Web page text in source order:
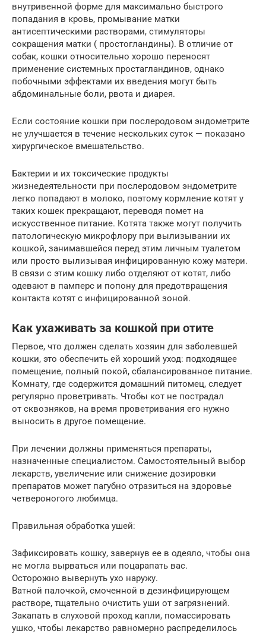
внутривенной форме для максимально быстрого
попадания в кровь, промывание матки
антисептическими растворами, стимуляторы
сокращения матки ( простогландины). В отличие от
собак, кошки относительно хорошо переносят
применение системных простагландинов, однако
побочными эффектами их введения могут быть
абдоминальные боли, рвота и диарея.
Если состояние кошки при послеродовом эндометрите
не улучшается в течение нескольких суток — показано
хирургическое вмешательство.
Бактерии и их токсические продукты
жизнедеятельности при послеродовом эндометрите
легко попадают в молоко, поэтому кормление котят у
таких кошек прекращают, переводя помет на
искусственное питание. Котята также могут получить
патологическую микрофлору при вылизывании их
кошкой, занимавшейся перед этим личным туалетом
или просто вылизывая инфицированную кожу матери.
В связи с этим кошку либо отделяют от котят, либо
одевают в памперс и попону для предотвращения
контакта котят с инфицированной зоной.
Как ухаживать за кошкой при отите
Первое, что должен сделать хозяин для заболевшей
кошки, это обеспечить ей хороший уход: подходящее
помещение, полный покой, сбалансированное питание.
Комнату, где содержится домашний питомец, следует
регулярно проветривать. Чтобы кот не пострадал
от сквозняков, на время проветривания его нужно
выносить в другое помещение.
При лечении должны применяться препараты,
назначенные специалистом. Самостоятельный выбор
лекарств, увеличение или снижение дозировки
препаратов может пагубно отразиться на здоровье
четвероногого любимца.
Правильная обработка ушей:
Зафиксировать кошку, завернув ее в одеяло, чтобы она
не могла вырваться или поцарапать вас.
Осторожно вывернуть ухо наружу.
Ватной палочкой, смоченной в дезинфицирующем
растворе, тщательно очистить уши от загрязнений.
Закапать в слуховой проход капли, помассировать
ушко, чтобы лекарство равномерно распределилось